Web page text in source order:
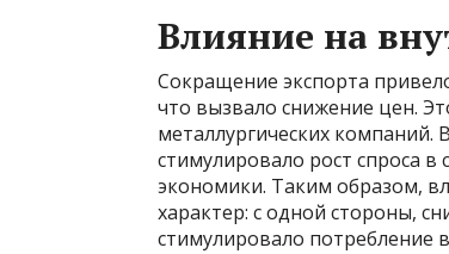
Влияние на
Сокращение экспорта
что вызвало снижение цен.
металлургических
стимулировало рост спроса в
экономики. Таким образом,
характер: с одной стороны,
стимулировало потребление